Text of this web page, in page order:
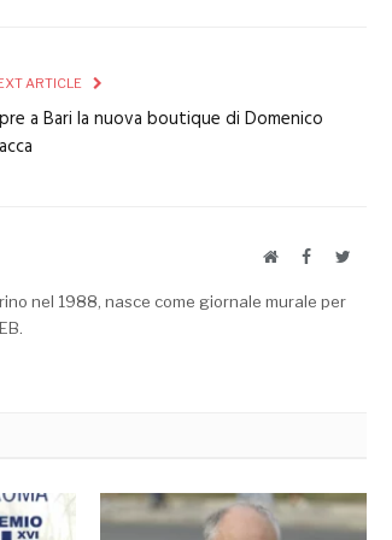
ARTICLE
a Bari la nuova boutique di Domenico
WebsiteFacebookTwitter
nel 1988, nasce come giornale murale per